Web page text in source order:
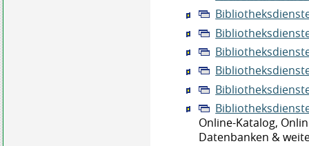
Online-Katalog,
Datenbanken &